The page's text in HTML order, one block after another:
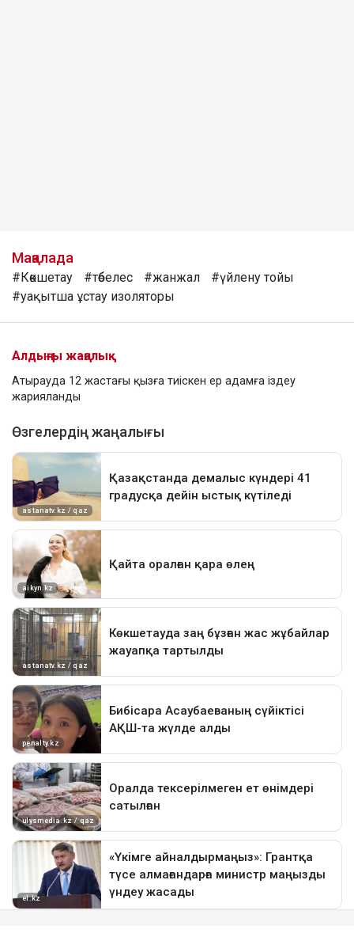
Мақалада
#Көкшетау #төбелес #жанжал
#үйлену тойы
#уақытша ұстау изоляторы
Алдыңғы жаңалық
Атырауда 12 жастағы қызға тиіскен ер адамға іздеу
жарияланды